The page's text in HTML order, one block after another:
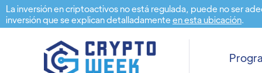
La inversión en criptoactivos no está regulada, puede no ser
inversión que se explican detalladamente en esta ubicación.